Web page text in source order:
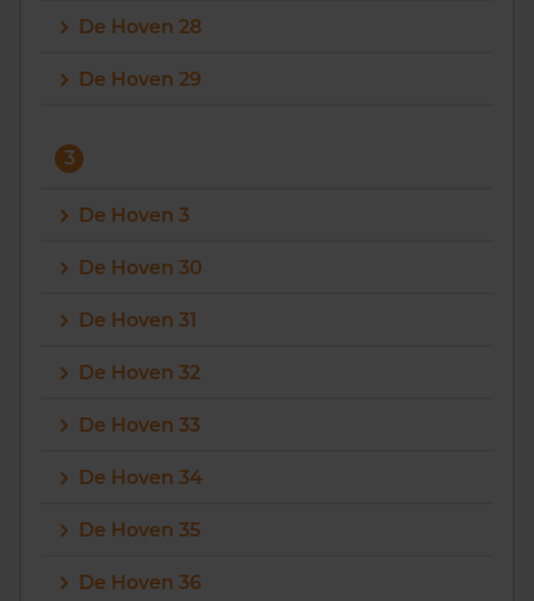
De Hoven 28
De Hoven 29
3
De Hoven 3
De Hoven 30
De Hoven 31
De Hoven 32
De Hoven 33
De Hoven 34
De Hoven 35
De Hoven 36